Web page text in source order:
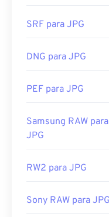
aplicativo
com" para fazer sua
navegadores
Para redimensionar
ferramenta
Group
Lançamento inicial:
SRF para JPG
DNG para JPG
PEF para JPG
Samsung RAW para
JPG
RW2 para JPG
Sony RAW para JPG